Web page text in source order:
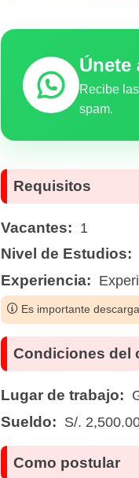
Únete
Recibe
spam.
Requisitos
Vacantes: 1
Nivel de Estudios:
Experiencia:
Es importante
Condiciones del
Lugar de trabajo:
Sueldo: S/.
Como postular